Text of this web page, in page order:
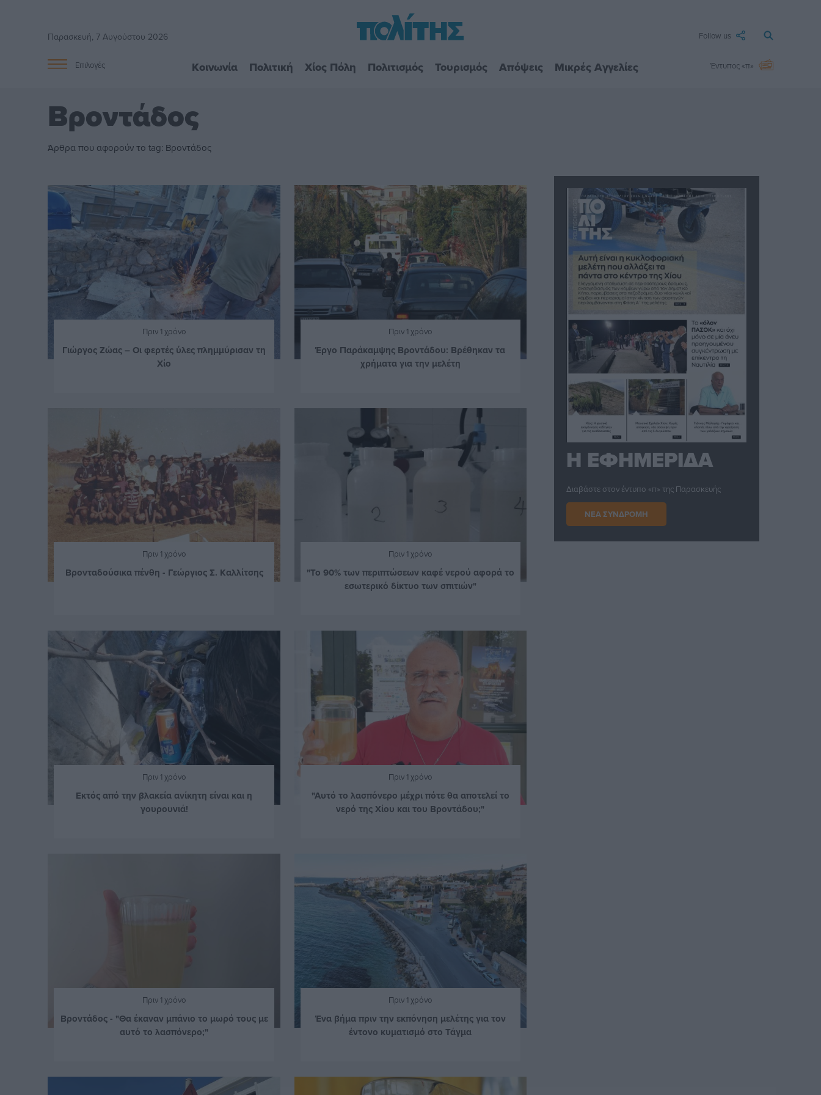
Παρασκευή, 7 Αυγούστου 2026 Follow us
Επιλογές Κοινωνία Πολιτική Χίος Πόλη Πολιτισμός Τουρισμός Απόψεις Μικρές Αγγελίες Έντυπος «π»
Βροντάδος
Άρθρα που αφορούν το tag: Βροντάδος
Πριν 1 χρόνο
Γιώργος Ζώας – Οι φερτές ύλες πλημμύρισαν τη
Χίο
Πριν 1 χρόνο
Έργο Παράκαμψης Βροντάδου: Βρέθηκαν τα
χρήματα για την μελέτη
Πριν 1 χρόνο
Βρονταδούσικα πένθη - Γεώργιος Σ. Καλλίτσης
Πριν 1 χρόνο
"Το 90% των περιπτώσεων καφέ νερού αφορά το
εσωτερικό δίκτυο των σπιτιών"
Πριν 1 χρόνο
Εκτός από την βλακεία ανίκητη είναι και η
γουρουνιά!
Πριν 1 χρόνο
"Αυτό το λασπόνερο μέχρι πότε θα αποτελεί το
νερό της Χίου και του Βροντάδου;"
Πριν 1 χρόνο
Βροντάδος - "Θα έκαναν μπάνιο το μωρό τους με
αυτό το λασπόνερο;"
Πριν 1 χρόνο
Ένα βήμα πριν την εκπόνηση μελέτης για τον
έντονο κυματισμό στο Τάγμα
Η ΕΦΗΜΕΡΙΔΑ
Διαβάστε στον έντυπο «π» της Παρασκευής
ΝΕΑ ΣΥΝΔΡΟΜΗ